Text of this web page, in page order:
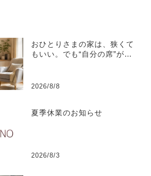
おひとりさまの家は、狭くて
もいい。でも“自分の席”がな
2026/8/8
夏季休業のお知らせ
2026/8/3